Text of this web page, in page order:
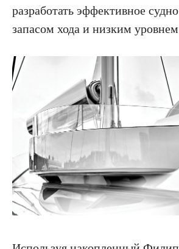
разработать эффективное
запасом хода и низким
ПОДПИСКА НА НОВОСТИ О
ПУТЕШЕСТВИЯХ
Я подтверждаю свое согласие с
конфиденциальности, политикой
персональных данных и
ПОДПИСАТЬСЯ